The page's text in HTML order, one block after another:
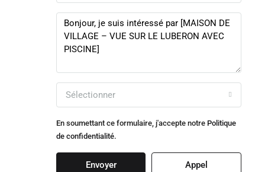
Sélectionner
En soumettant ce formulaire, j'accepte notre Politique
de confidentialité.
Envoyer Appel